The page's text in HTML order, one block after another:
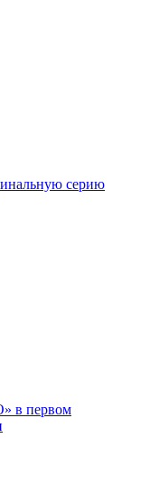
серию
в первом